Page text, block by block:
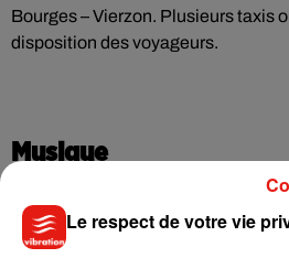
Bourges – Vierzon. Plusieurs taxis
disposition des voyageurs.
Musique
Julien Lieb
Le respect de votre vie